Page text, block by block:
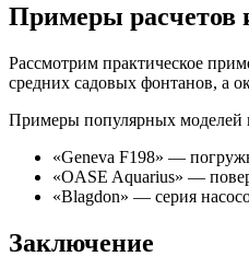
Примеры расчетов
Рассмотрим практическое
средних садовых фонтанов, а
Примеры популярных моделей
«Geneva F198» —
«OASE Aquarius» —
«Blagdon» — серия
Заключение